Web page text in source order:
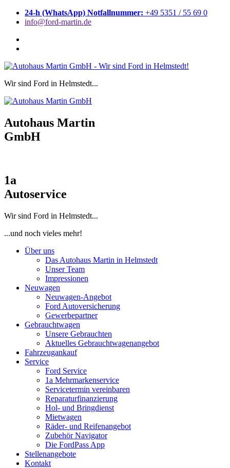
Zum
Inhalt
24-h (WhatsApp) Notfallnummer: +49 5351 / 55 69 0
info@ford-martin.de
Wir sind Ford in Helmstedt...
Autohaus Martin
GmbH
1a
Autoservice
Wir sind Ford in Helmstedt...
...und noch vieles mehr!
Über uns
Das Autohaus Martin in Helmstedt
Unser Team
Impressionen
Neuwagen
Neuwagen-Angebot
Ford Autoversicherung
Gewerbepartner
Gebrauchtwagen
Unsere Gebrauchten
Aktuelles Gebrauchtwagenangebot
Fahrzeugankauf
Service
Ford Service
1a Mehrmarkenservice
Servicetermin vereinbaren
Reparaturfinanzierung
Hol- und Bringdienst
Mietwagen
Räder- und Reifenangebot
Zubehör Navigator
Die FordPass App
Stellenangebote
Kontakt